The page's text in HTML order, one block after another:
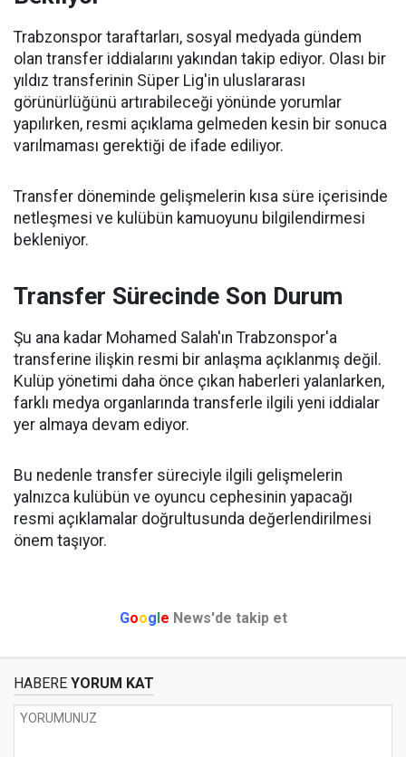
Trabzonspor taraftarları, sosyal medyada gündem
olan transfer iddialarını yakından takip ediyor. Olası bir
yıldız transferinin Süper Lig'in uluslararası
görünürlüğünü artırabileceği yönünde yorumlar
yapılırken, resmi açıklama gelmeden kesin bir sonuca
varılmaması gerektiği de ifade ediliyor.
Transfer döneminde gelişmelerin kısa süre içerisinde
netleşmesi ve kulübün kamuoyunu bilgilendirmesi
bekleniyor.
Transfer Sürecinde Son Durum
Şu ana kadar Mohamed Salah'ın Trabzonspor'a
transferine ilişkin resmi bir anlaşma açıklanmış değil.
Kulüp yönetimi daha önce çıkan haberleri yalanlarken,
farklı medya organlarında transferle ilgili yeni iddialar
yer almaya devam ediyor.
Bu nedenle transfer süreciyle ilgili gelişmelerin
yalnızca kulübün ve oyuncu cephesinin yapacağı
resmi açıklamalar doğrultusunda değerlendirilmesi
önem taşıyor.
Google News'de takip et
HABERE YORUM KAT